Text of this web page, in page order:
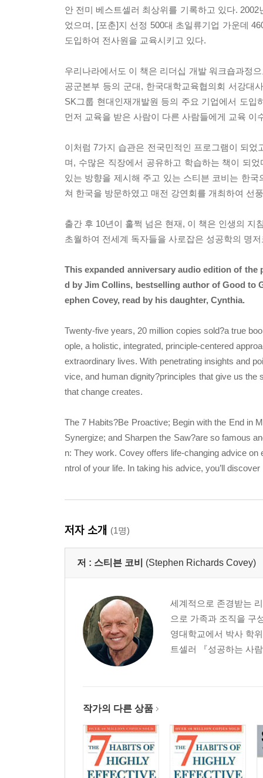
안 전미 베스트셀러 최상위를 기록하고 있다.
었으며, [포춘]지 선정 500대 초일류기업 가운데
도입하여 전사원을 교육시키고 있다.
우리나라에서도 이 책은 리더십 개발 워크숍과정
공군본부 등의 군대, 한국대학교육협의회 서강대
SK그룹 현대인재개발원 등의 주요 기업에서 도
먼저 교육을 받은 사람이 다른 사람들에게 교육
이처럼 7가지 습관은 전국민적인 프로그램이 되
며, 수많은 직장에서 공유하고 학습하는 책이 되
있는 방향을 제시해 주고 있는 스티븐 코비는 한
쳐 한국을 방문하였고 매전 강연회를 개최하여 선
출간 후 10년이 훌쩍 넘은 현재, 이 책은 인생의
초월하여 전세계 독자들을 사로잡은 성공학의 명
This expanded anniversary audio edition of
d by Jim Collins, bestselling author of Good to
ephen Covey, read by his daughter, Cynthia.
Twenty-five years, 20 million copies sold?a true
ople, a holistic, integrated, principle-centered
extraordinary lives. With penetrating insights and
vice, and human dignity?principles that give us
that change creates.
The 7 Habits?Be Proactive; Begin with the End in
Synergize; and Sharpen the Saw?are so famous
n: They work. Covey offers life-changing advice
ntrol of your life. In taking his advice, you’ll
저자 소개 (1명)
저 : 스티븐 코비 (Stephen Richards Covey)
세계적으로 존경받는
으로 가족과 조직을 구
영대학교에서 박사 학
트셀러 『성공하는 사
작가의 다른 상품